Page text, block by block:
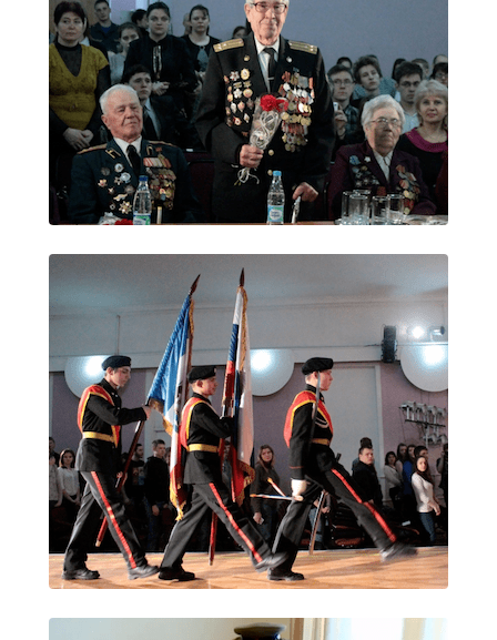
УЧЕБНАЯ РАБОТА
Расписание занятий
Заочное отделение
Локальные акты
ВОСПИТАТЕЛЬНАЯ РАБОТА
Безопасность на железной дороге
ГТО
Дополнительное образование
Информационная безопасность
Информация для детей-сирот
Памятные даты военной истории
Пожарная безопасность
Программа воспитания
Противодействие терроризму
Профилактическая работа
Работа педагога-психолога
Студенческий совет